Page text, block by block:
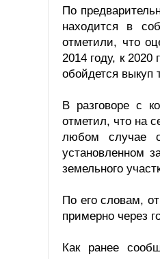
По
находится в
отметили, что
2014 году, к
обойдется выкуп
В разговоре с
отметил, что на
любом случае
установленном
земельного
По его словам,
примерно через
Как ранее